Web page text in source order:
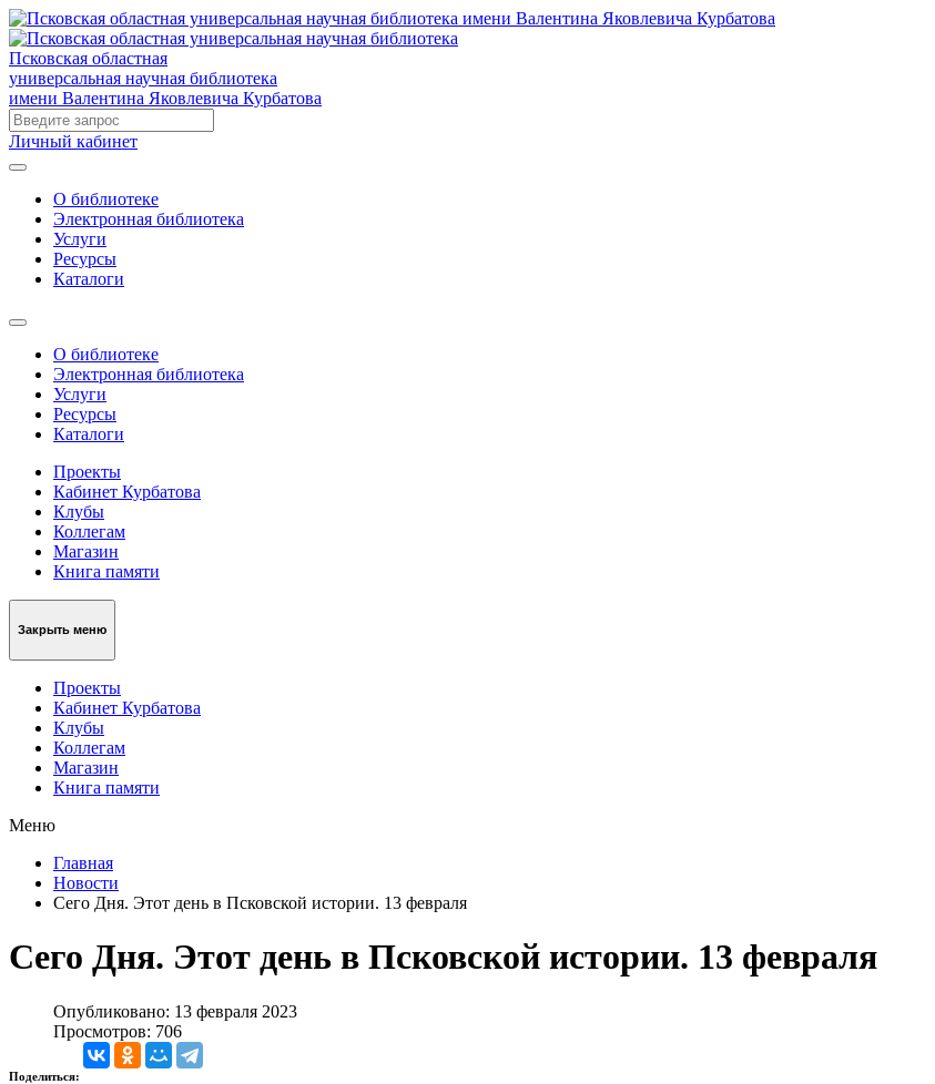
Псковская областная
универсальная научная библиотека
имени Валентина Яковлевича Курбатова
Личный кабинет
О библиотеке
Электронная библиотека
Услуги
Ресурсы
Каталоги
О библиотеке
Электронная библиотека
Услуги
Ресурсы
Каталоги
Проекты
Кабинет Курбатова
Клубы
Коллегам
Магазин
Книга памяти
Закрыть меню
Проекты
Кабинет Курбатова
Клубы
Коллегам
Магазин
Книга памяти
Меню
Главная
Новости
Сего Дня. Этот день в Псковской истории. 13 февраля
Сего Дня. Этот день в Псковской истории. 13 февраля
Опубликовано: 13 февраля 2023
Просмотров: 706
Поделиться: